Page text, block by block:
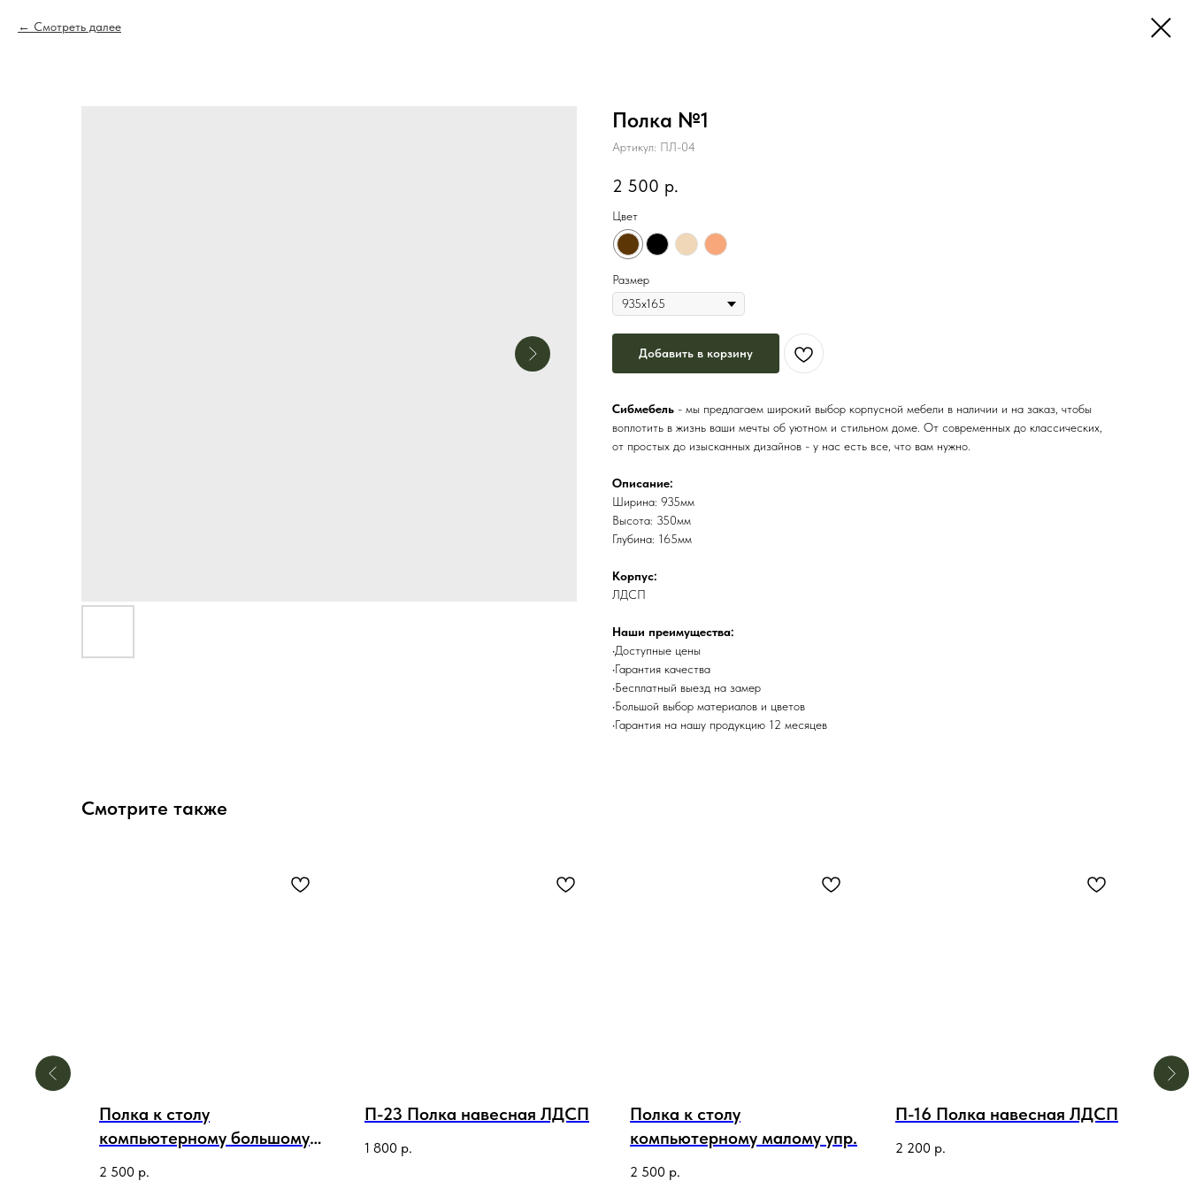
Смотреть далее
Полка №1
Артикул: ПЛ-04
2 500 р.
Цвет
Размер
Добавить в корзину
Сибмебель - мы предлагаем широкий выбор корпусной мебели в наличии и на заказ, чтобы
воплотить в жизнь ваши мечты об уютном и стильном доме. От современных до классических,
от простых до изысканных дизайнов - у нас есть все, что вам нужно.
Описание:
Ширина: 935мм
Высота: 350мм
Глубина: 165мм
Корпус:
ЛДСП
Наши преимущества:
•Доступные цены
•Гарантия качества
•Бесплатный выезд на замер
•Большой выбор материалов и цветов
•Гарантия на нашу продукцию 12 месяцев
Смотрите также
Полка к столу
компьютерному большому
упр.
2 500 р.
П-23 Полка навесная ЛДСП
1 800 р.
Полка к столу
компьютерному малому упр.
2 500 р.
П-16 Полка навесная ЛДСП
2 200 р.